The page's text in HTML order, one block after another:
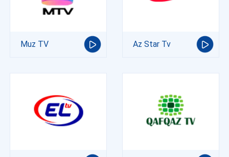
Muz TV Az Star Tv